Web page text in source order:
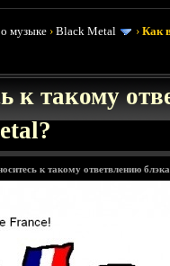
музыке ›Black Metal ›Как
к такому
к такому ответвлению